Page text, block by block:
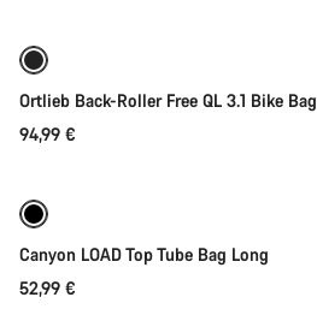
Ortlieb Back-Roller Free QL 3.1 Bike Bag
94,99 €
Canyon LOAD Top Tube Bag Long
52,99 €